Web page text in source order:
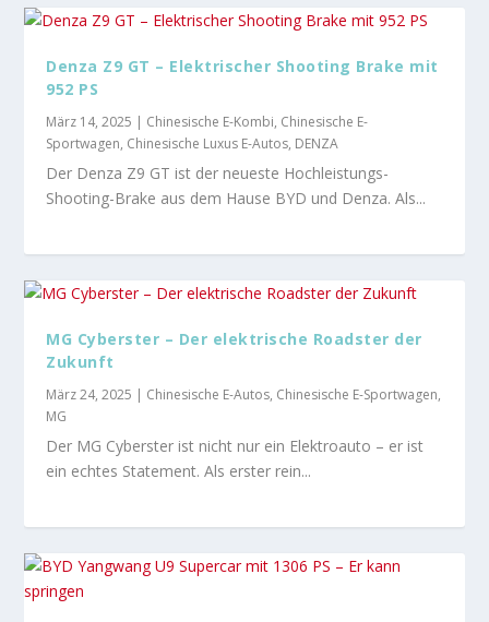
Denza Z9 GT – Elektrischer Shooting Brake mit
952 PS
März 14, 2025 | Chinesische E-Kombi, Chinesische E-
Sportwagen, Chinesische Luxus E-Autos, DENZA
Der Denza Z9 GT ist der neueste Hochleistungs-
Shooting-Brake aus dem Hause BYD und Denza. Als...
MG Cyberster – Der elektrische Roadster der
Zukunft
März 24, 2025 | Chinesische E-Autos, Chinesische E-Sportwagen,
MG
Der MG Cyberster ist nicht nur ein Elektroauto – er ist
ein echtes Statement. Als erster rein...